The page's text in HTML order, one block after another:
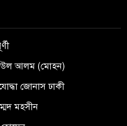
আলম (মোহন)
জোনাস ঢাকী
মহসীন